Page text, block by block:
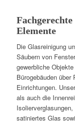
Elemente
Die Glasreinigung
Säubern von
gewerbliche
Bürogebäuden
Einrichtungen.
als auch die
satiniertes Glas